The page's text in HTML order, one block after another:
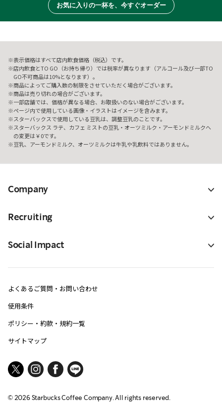
お気に入りの一杯を、今すぐオーダー
表示価格はすべて店内飲食価格（税込）です。
店内飲食とTO GO（お持ち帰り）では税率が異なります（アルコール及び一部TO
GO不可商品は10%となります）。
商品によってご購入数の制限をさせていただく場合がございます。
商品は売り切れの場合がございます。
一部店舗では、価格が異なる場合、お取扱いのない場合がございます。
ページ内で使用している画像・イラストはイメージを含みます。
スターバックスで使用している豆乳は、調整豆乳のことです。
スターバックス ラテ、カフェ ミストの豆乳・オーツミルク・アーモンドミルクへ
の変更は￥0です。
豆乳、アーモンドミルク、オーツミルクは牛乳や乳飲料ではありません。
Company
Recruiting
Social Impact
よくあるご質問・お問い合わせ
使用条件
ポリシー・約款・規約一覧
サイトマップ
© 2026Starbucks Coffee Company. All rights reserved.